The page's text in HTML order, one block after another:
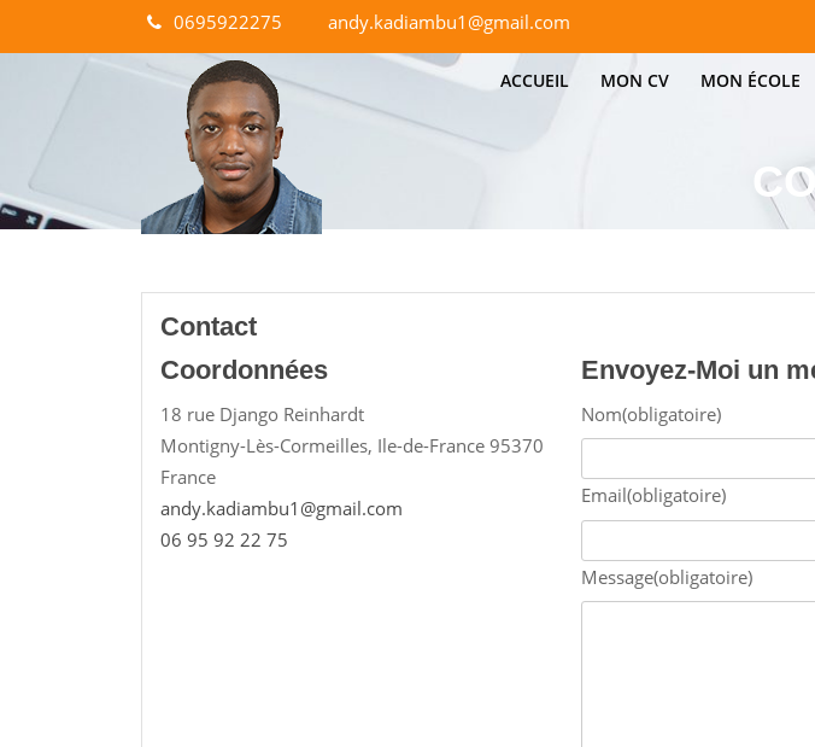
0695922275 andy.kadiambu1@gmail.com
ACCUEIL MON CV MON ÉCOLE
Contact
Coordonnées
18 rue Django Reinhardt
Montigny-Lès-Cormeilles, Ile-de-France 95370
France
andy.kadiambu1@gmail.com
06 95 92 22 75
Envoyez-Moi un
Nom(obligatoire)
Email(obligatoire)
Message(obligatoire)